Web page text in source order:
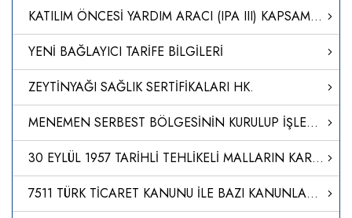
KATILIM ÖNCESİ YARDIM ARACI (IPA III) KAPSAMINDA AKDEDİLEN 2021 YILI TÜRKİYE İÇİN YILLIK EYLEM PLANINA AİT FİNANSMAN ANLAŞMASINDA DEĞİŞİKLİK YAPILMASINA İLİŞKİN OLARAK TÜRKİYE CUMHURİYETİ HÜKÜMETİ İLE AVRUPA KOMİSYONU ARASINDA 17/4/2024 VE 24/4/2024 TARİH
YENİ BAĞLAYICI TARİFE BİLGİLERİ
ZEYTİNYAĞI SAĞLIK SERTİFİKALARI HK.
MENEMEN SERBEST BÖLGESİNİN KURULUP İŞLETİLMESİ HAKKINDA KARAR (KARAR SAYISI: 8567)
30 EYLÜL 1957 TARİHLİ TEHLİKELİ MALLARIN KARAYOLU İLE ULUSLARARASI TAŞIMACILIĞINA İLİŞKİN AVRUPA ANLAŞMASININ (ADR) BAŞLIĞINDA DEĞİŞİKLİK YAPILMASINA DAİR PROTOKOLÜN ONAYLANMASI HAKKINDA KARAR (KARAR SAYISI: 8564)
7511 TÜRK TİCARET KANUNU İLE BAZI KANUNLARDA DEĞİŞİKLİK YAPILMASINA DAİR KANUN